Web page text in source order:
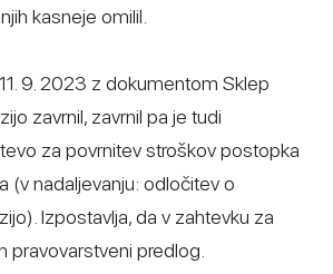
kasneje omilil.
9. 2023 z dokumentom Sklep
zavrnil, zavrnil pa je tudi
za povrnitev stroškov postopka
(v nadaljevanju: odločitev o
Izpostavlja, da v zahtevku za
pravovarstveni predlog.